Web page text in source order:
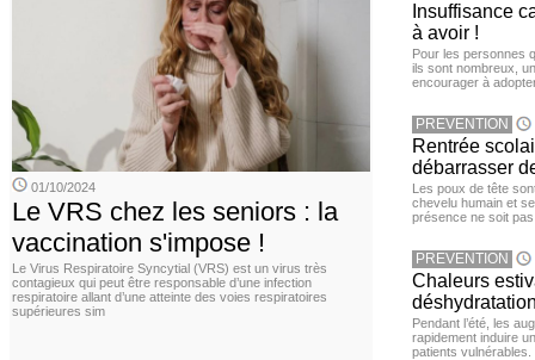
01/10/2024
Le VRS chez les seniors : la
vaccination s'impose !
Le Virus Respiratoire Syncytial (VRS) est un virus très
contagieux qui peut être responsable d’une infection
respiratoire allant d’une atteinte des voies respiratoires
supérieures sim
Insuffisance
à avoir !
Pour les personnes
ils sont nombreux,
encourager à
PREVENTION
Rentrée
débarrasser
Les poux de tête
chevelu humain et
présence ne soit
PREVENTION
Chaleurs
Pendant l’été, les
rapidement induire
patients